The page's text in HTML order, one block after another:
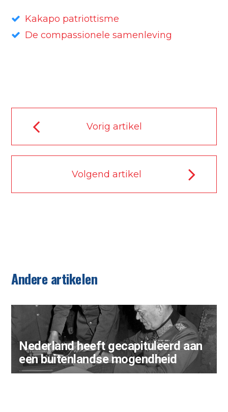
Kakapo patriottisme
De compassionele samenleving
Vorig artikel
Volgend artikel
Andere artikelen
Financieele Dagblad over
vrouwenemancipatie
Prikbord nr 775 (juni 2020)
Nederland heeft gecapituleerd aan
een buitenlandse mogendheid
‘Apothekers’ uit Aleppo